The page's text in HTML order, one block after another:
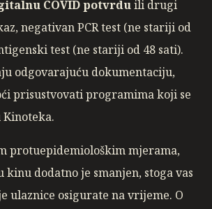
COVID potvrduili drugi
negativan PCR test (ne stariji od
test (ne stariji od 48 sati).
odgovarajuću dokumentaciju,
prisustvovati programima koji se
protuepidemiološkim mjerama,
dodatno je smanjen, stoga vas
ulaznice osigurate na vrijeme. O